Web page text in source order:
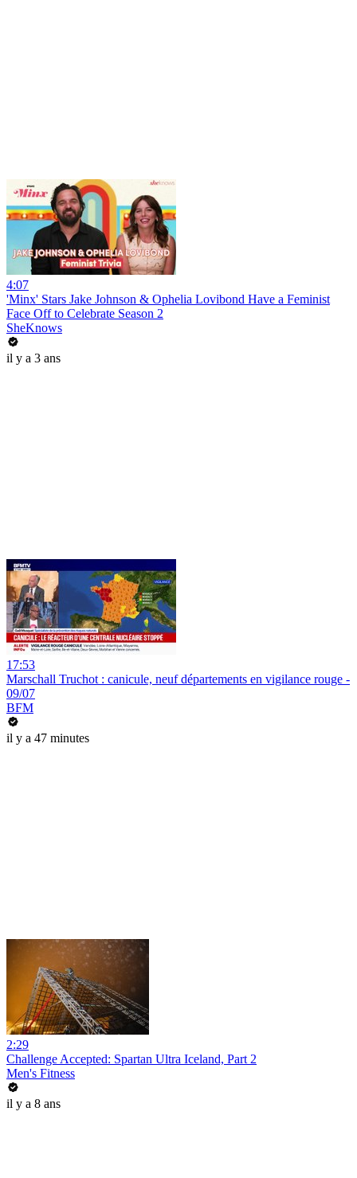
4:07
'Minx' Stars Jake Johnson & Ophelia Lovibond Have a Feminist
Face Off to Celebrate Season 2
SheKnows
il y a 3 ans
17:53
Marschall Truchot : canicule, neuf départements en vigilance rouge -
09/07
BFM
il y a 47 minutes
2:29
Challenge Accepted: Spartan Ultra Iceland, Part 2
Men's Fitness
il y a 8 ans